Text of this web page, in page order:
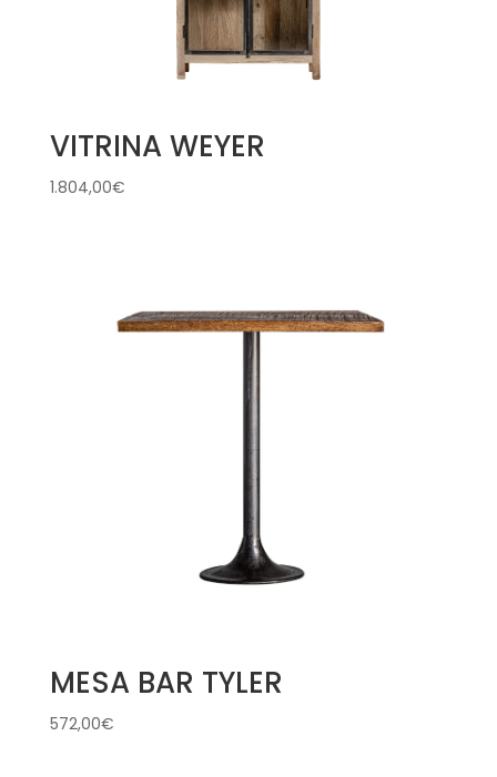
VITRINA WEYER
1.804,00€
MESA BAR TYLER
572,00€